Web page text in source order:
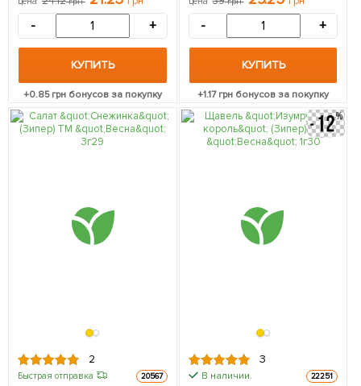
- +
КУПИТЬ
+0.85грн бонусов за покупку
- +
КУПИТЬ
+1.17грн бонусов за покупку
2
Быстрая отправка 20567
3
В наличии. 22251